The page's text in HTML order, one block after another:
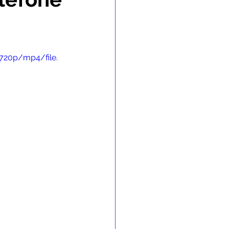
e Parcerias
mp4/file.